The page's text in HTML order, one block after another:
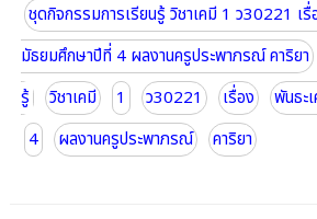
ชุดกิจกรรมการเรียนรู้ วิชาเคมี 1 ว30221 เรื่
มัธยมศึกษาปีที่ 4 ผลงานครูประพาภรณ์ คาริยา
รู้
วิชาเคมี 1 ว30221 เรื่อง พันธะ
4
ผลงานครูประพาภรณ์ คาริยา